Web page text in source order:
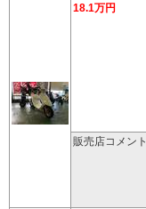
18.1万円
販売店コメント